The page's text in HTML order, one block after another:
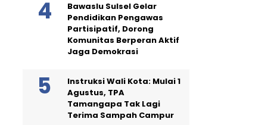
Bawaslu Sulsel Gelar
Pendidikan Pengawas
Partisipatif, Dorong
Komunitas Berperan Aktif
Jaga Demokrasi
Instruksi Wali Kota: Mulai 1
Agustus, TPA
Tamangapa Tak Lagi
Terima Sampah Campur